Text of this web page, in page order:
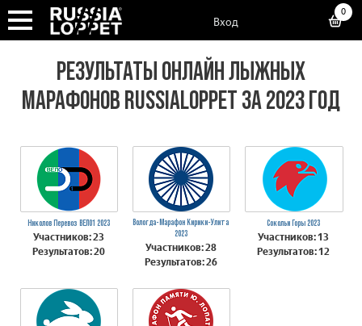
Вход
0
РЕЗУЛЬТАТЫ ОНЛАЙН ЛЫЖНЫХ
МАРАФОНОВ RUSSIALOPPET ЗА 2023 ГОД
Николов Перевоз ВЕЛО1 2023
Участников: 23
Результатов: 20
Вологда-Марафон Кирики-Улита
2023
Участников: 28
Результатов: 26
Сокольи Горы 2023
Участников: 13
Результатов: 12